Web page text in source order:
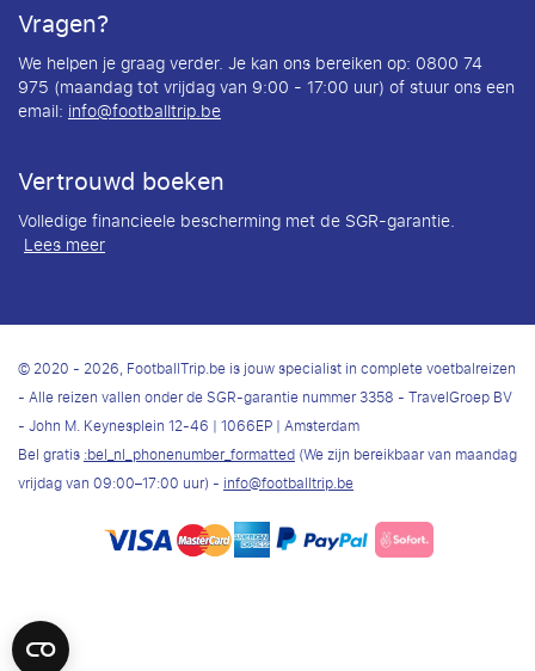
Vragen?
We helpen je graag verder. Je kan ons bereiken op: 0800 74
975 (maandag tot vrijdag van 9:00 - 17:00 uur) of stuur ons een
email: info@footballtrip.be
Vertrouwd boeken
Volledige financieele bescherming met de SGR-garantie.
Lees meer
© 2020 - 2026, FootballTrip.be is jouw specialist in complete voetbalreizen
- Alle reizen vallen onder de SGR-garantie nummer 3358 - TravelGroep BV
- John M. Keynesplein 12-46 | 1066EP | Amsterdam
Bel gratis:bel_nl_phonenumber_formatted(We zijn bereikbaar van maandag
vrijdag van 09:00–17:00 uur) -info@footballtrip.be